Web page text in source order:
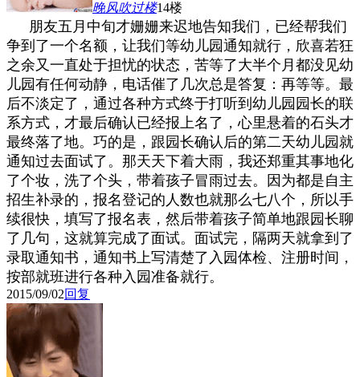
晚风吹过楼14楼
朋友五月中旬才姗姗来迟地告知我们，已经帮我们
争到了一个名额，让我们等幼儿园通知就行，欣喜若狂
之余又一直处于担忧的状态，苦等了大半个月都没见幼
儿园有任何动静，电话催了几次总是答复：再等等。最
后不淡定了，通过各种方式终于打听到幼儿园园长的联
系方式，才最后确认已经报上名了，心里悬着的石头才
最终落了地。巧的是，跟园长确认后的第二天幼儿园就
通知过去面试了。那天天下着大雨，我还郑重其事地化
了个妆，洗了个头，带着孩子冒雨过去。因为都是自主
招生补录的，报名登记的人数也就那么七八个，所以手
续很快， 填写了报名表，然后带着孩子简单地跟园长聊
了几句，这就算完成了面试。面试完，隔两天就拿到了
录取通知书，通知书上写清楚了入园体检、注册时间，
按部就班进行各种入园准备就行。
2015/09/02回复